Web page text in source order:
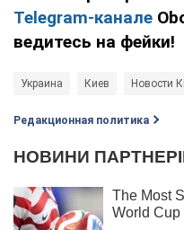
Telegram-канале
ведитесь на фейки!
Украина Киев Новости
Редакционная политика